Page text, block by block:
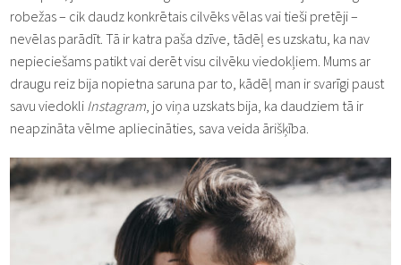
robežas – cik daudz konkrētais cilvēks vēlas vai tieši pretēji –
nevēlas parādīt. Tā ir katra paša dzīve, tādēļ es uzskatu, ka nav
nepieciešams patikt vai derēt visu cilvēku viedokļiem. Mums ar
draugu reiz bija nopietna saruna par to, kādēļ man ir svarīgi paust
savu viedokli Instagram , jo viņa uzskats bija, ka daudziem tā ir
neapzināta vēlme apliecināties, sava veida ārišķība.